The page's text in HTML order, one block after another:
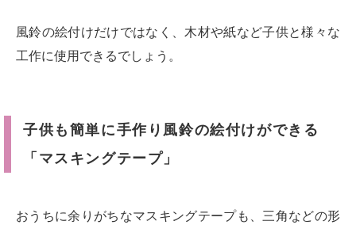
風鈴の絵付けだけではなく、木材や紙など子供と様々な
工作に使用できるでしょう。
子供も簡単に手作り風鈴の絵付けができる
「マスキングテープ」
おうちに余りがちなマスキングテープも、三角などの形